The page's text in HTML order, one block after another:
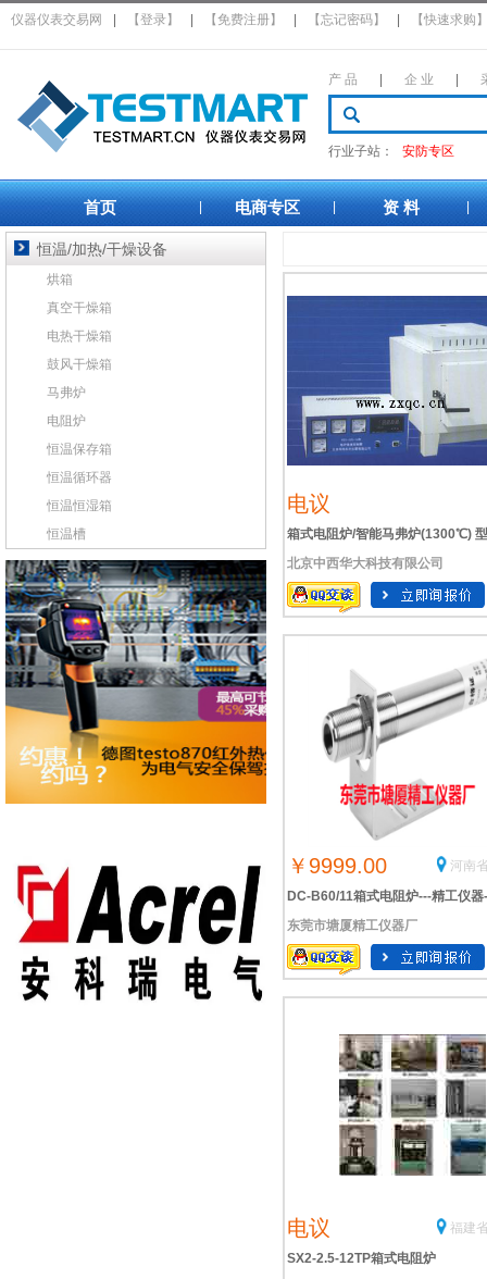
仪器仪表交易网 【登录】 【免费注册】 【忘记密码】 【快速求购
产 品 企 业
行业子站： 安防专区
首页 电商专区 资 料
电议
箱式电阻炉/智能马弗炉(1300℃) 型
号:BDW1-SRJX-8-13库号：
查看hhmidwest-group
北京中西华大科技有限公司
￥9999.00
河南
DC-B60/11箱式电阻炉---精工仪器
家
东莞市塘厦精工仪器厂
电议
福建
SX2-2.5-12TP箱式电阻炉
恒温/加热/干燥设备
烘箱
真空干燥箱
电热干燥箱
鼓风干燥箱
马弗炉
电阻炉
恒温保存箱
恒温循环器
恒温恒湿箱
恒温槽